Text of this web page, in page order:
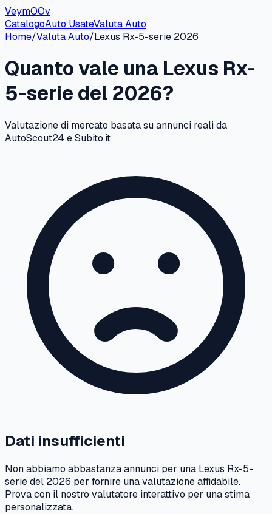
VeymOOv
CatalogoAuto UsateValuta Auto
Home/Valuta Auto/Lexus Rx-5-serie 2026
Quanto vale una Lexus Rx-
5-serie del 2026?
Valutazione di mercato basata su annunci reali da
AutoScout24 e Subito.it
Dati insufficienti
Non abbiamo abbastanza annunci per una Lexus Rx-5-
seriedel 2026 per fornire una valutazione affidabile.
Prova con il nostro valutatore interattivo per una stima
personalizzata.